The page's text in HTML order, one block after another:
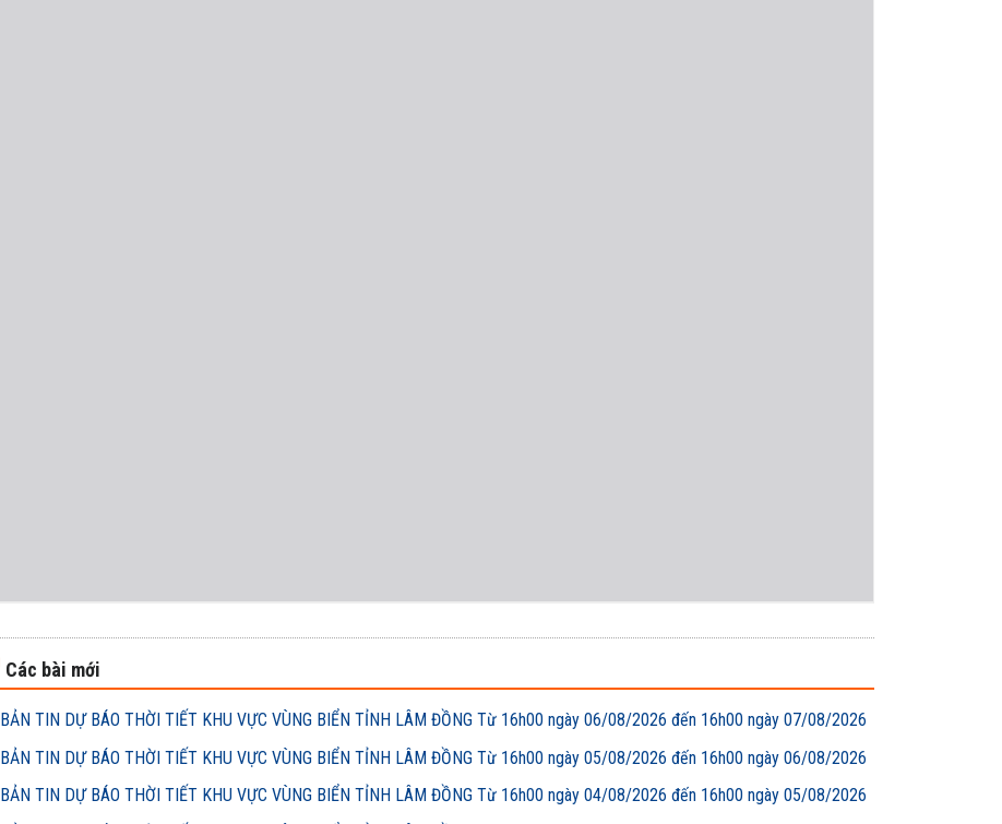
Các bài mới
BẢN TIN DỰ BÁO THỜI TIẾT KHU VỰC VÙNG BIỂN TỈNH LÂM ĐỒNG Từ 16h00 ngày 06/08/2026 đến 16h00 ngày 07/08/2026
BẢN TIN DỰ BÁO THỜI TIẾT KHU VỰC VÙNG BIỂN TỈNH LÂM ĐỒNG Từ 16h00 ngày 05/08/2026 đến 16h00 ngày 06/08/2026
BẢN TIN DỰ BÁO THỜI TIẾT KHU VỰC VÙNG BIỂN TỈNH LÂM ĐỒNG Từ 16h00 ngày 04/08/2026 đến 16h00 ngày 05/08/2026